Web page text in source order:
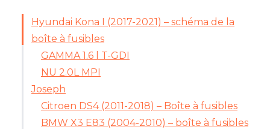
Hyundai Kona I (2017-2021) – schéma de la
boîte à fusibles
GAMMA 1.6 l T-GDI
NU 2.0L MPI
Joseph
Citroen DS4 (2011-2018) – Boîte à fusibles
BMW X3 E83 (2004-2010) – boîte à fusibles